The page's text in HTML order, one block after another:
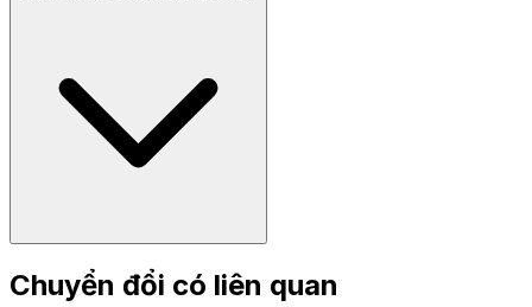
Chuyển đổi có liên quan